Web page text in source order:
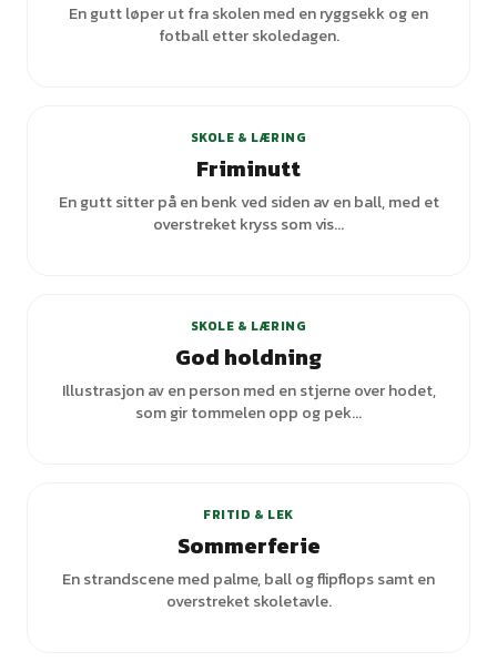
En gutt løper ut fra skolen med en ryggsekk og en
fotball etter skoledagen.
SKOLE & LÆRING
Friminutt
En gutt sitter på en benk ved siden av en ball, med et
overstreket kryss som vis...
SKOLE & LÆRING
God holdning
Illustrasjon av en person med en stjerne over hodet,
som gir tommelen opp og pek...
FRITID & LEK
Sommerferie
En strandscene med palme, ball og flipflops samt en
overstreket skoletavle.